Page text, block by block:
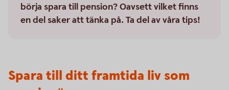
börja spara till pension? Oavsett vilket finns
en del saker att tänka på. Ta del av våra tips!
Spara till ditt framtida liv som